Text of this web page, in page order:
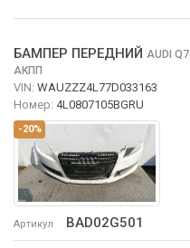
-20%
Артикул BAD02G501
БАМПЕР ПЕРЕДНИЙ AUDI Q7
АКПП
VIN: WAUZZZ4L77D033163
Номер: 4L0807105BGRU